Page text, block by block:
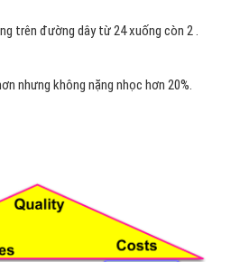
trên đường dây từ 24 xuống còn 2 .
nhưng không nặng nhọc hơn 20%.